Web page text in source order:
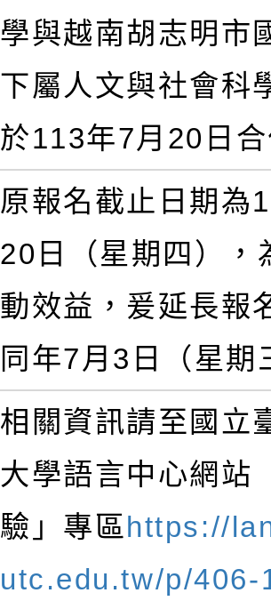
學與越南胡志明市
下屬人文與社會科
於113年7月20日
原報名截止日期為
20日（星期四），
動效益，爰延長報
同年7月3日（星期
相關資訊請至國立
大學語言中心網站
驗」專區https://
utc.edu.tw/p/406-